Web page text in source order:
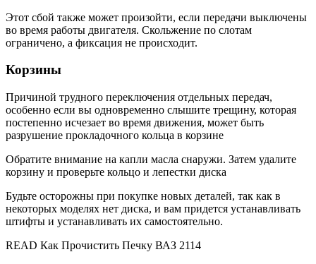
Этот сбой также может произойти, если передачи выключены
во время работы двигателя. Скольжение по слотам
ограничено, а фиксация не происходит.
Корзины
Причиной трудного переключения отдельных передач,
особенно если вы одновременно слышите трещину, которая
постепенно исчезает во время движения, может быть
разрушение прокладочного кольца в корзине
Обратите внимание на капли масла снаружи. Затем удалите
корзину и проверьте кольцо и лепестки диска
Будьте осторожны при покупке новых деталей, так как в
некоторых моделях нет диска, и вам придется устанавливать
штифты и устанавливать их самостоятельно.
READ Как Прочистить Печку ВАЗ 2114